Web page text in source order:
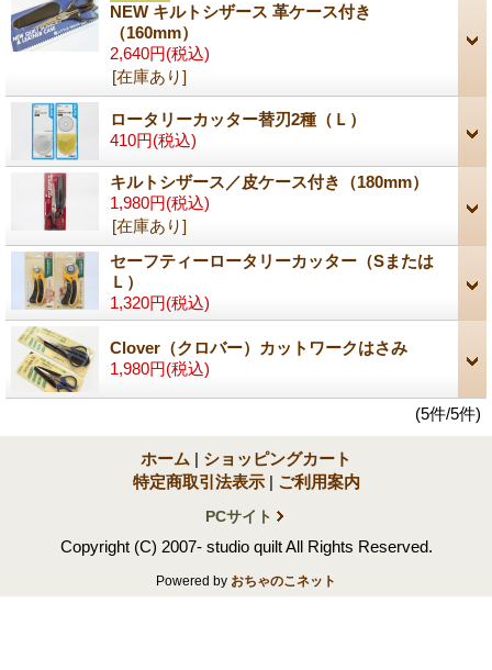
NEW キルトシザース 革ケース付き
（160mm）
2,640円(税込)
[在庫あり]
ロータリーカッター替刃2種（Ｌ）
410円(税込)
キルトシザース／皮ケース付き（180mm）
1,980円(税込)
[在庫あり]
セーフティーロータリーカッター（Sまたは
Ｌ）
1,320円(税込)
Clover（クロバー）カットワークはさみ
1,980円(税込)
(5件/5件)
ホーム | ショッピングカート
特定商取引法表示 | ご利用案内
PCサイト
Copyright (C) 2007- studio quilt All Rights Reserved.
Powered by おちゃのこネット